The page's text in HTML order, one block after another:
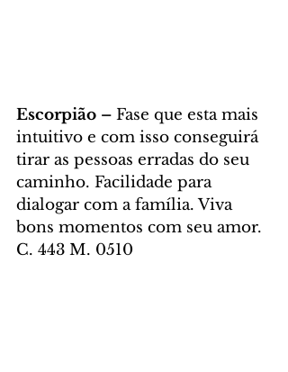
Escorpião – Fase que esta mais
intuitivo e com isso conseguirá
tirar as pessoas erradas do seu
caminho. Facilidade para
dialogar com a família. Viva
bons momentos com seu amor.
C. 443 M. 0510